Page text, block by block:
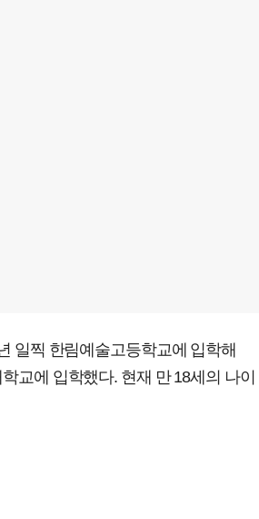
일찍 한림예술고등학교에 입학해
교에 입학했다. 현재 만 18세의 나이